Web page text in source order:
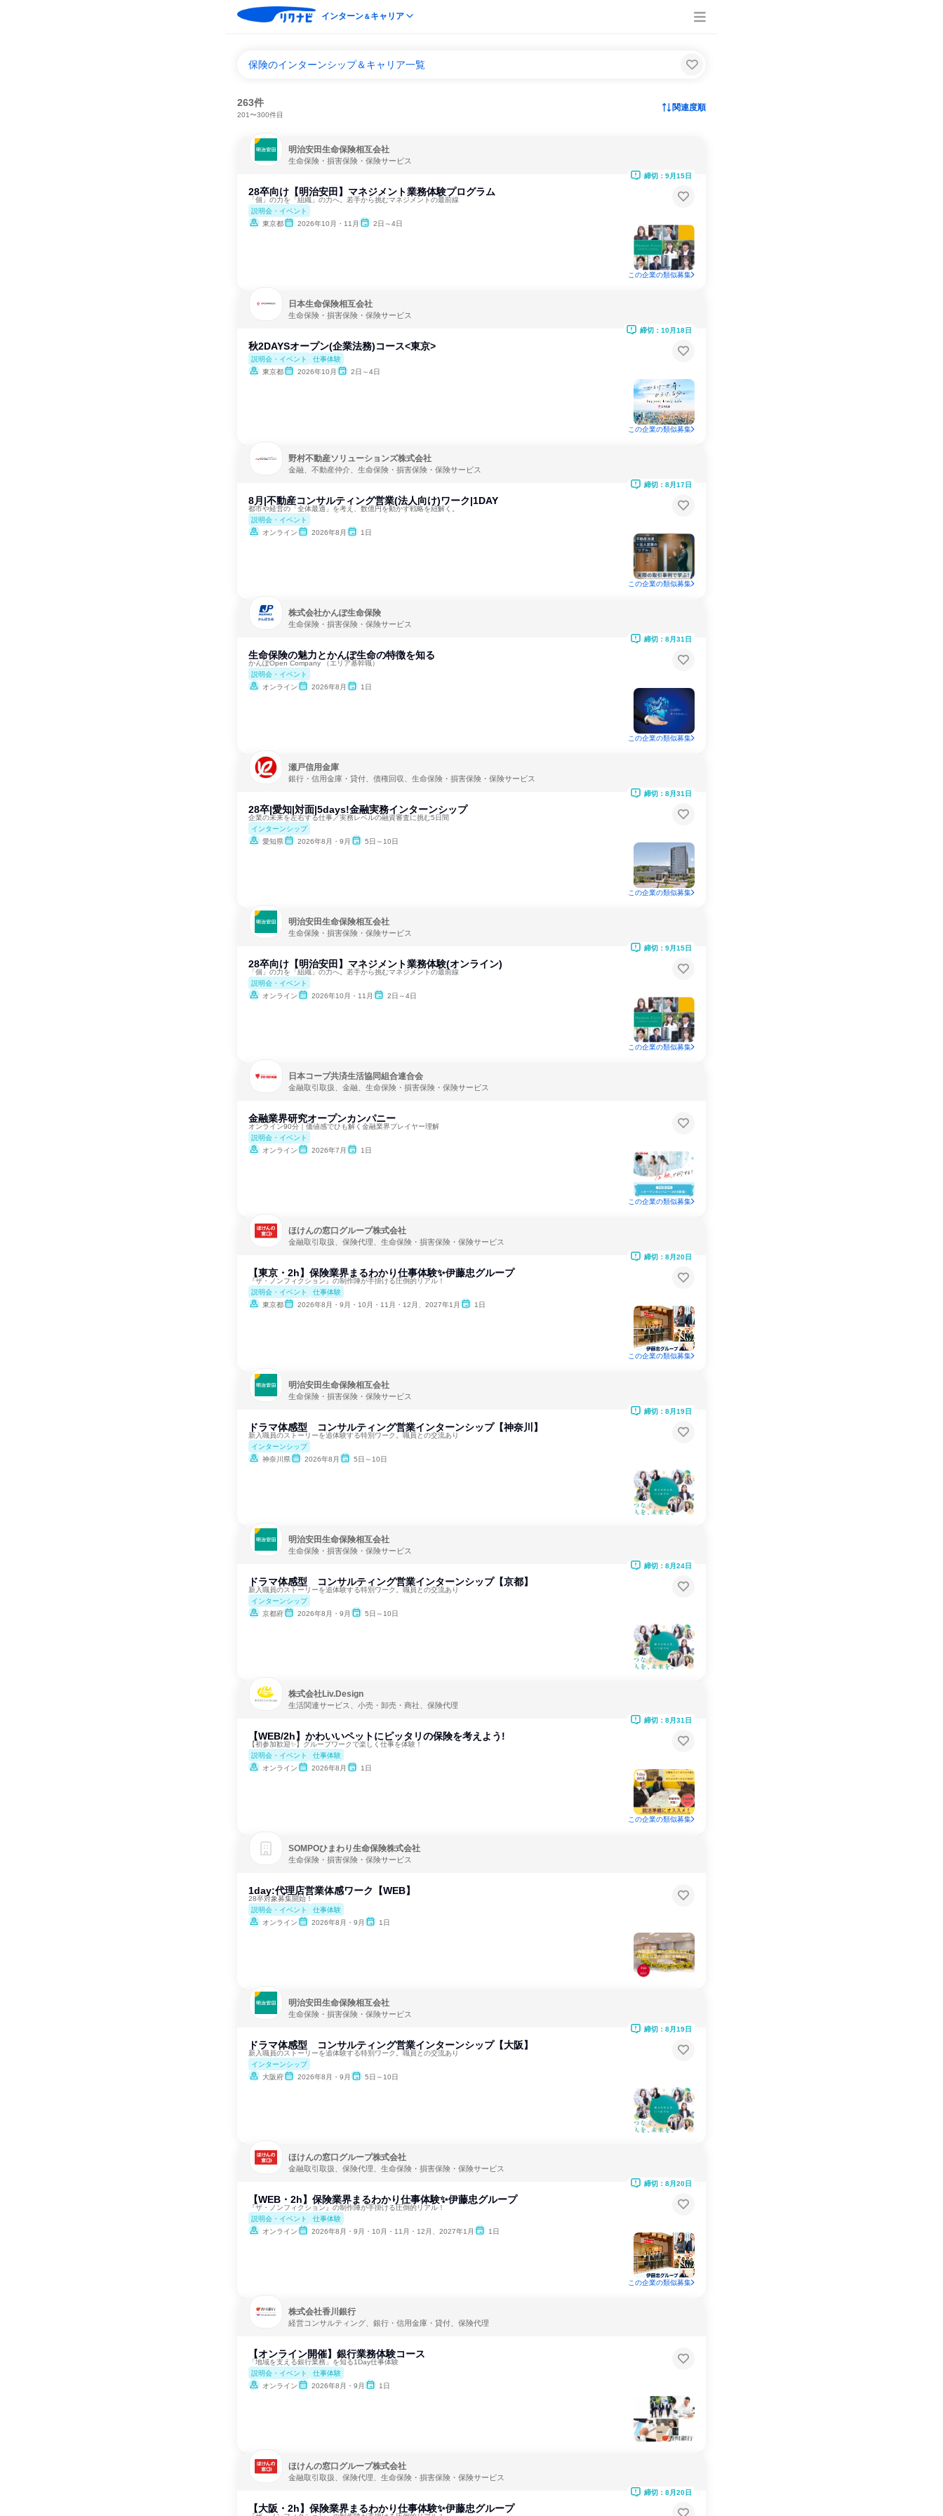
インターン＆キャリア
保険のインターンシップ＆キャリア一覧
263件
201〜300件目
関連度順
明治安田生命保険相互会社
生命保険・損害保険・保険サービス
28卒向け【明治安田】マネジメント業務体験プログラム
「個」の力を「組織」の力へ。若手から挑むマネジメントの最前線
説明会・イベント
東京都
2026年10月・11月 2日～4日
締切：9月15日
この企業の類似募集
日本生命保険相互会社
生命保険・損害保険・保険サービス
秋2DAYSオープン(企業法務)コース<東京>
説明会・イベント
仕事体験
東京都
2026年10月 2日～4日
締切：10月18日
この企業の類似募集
野村不動産ソリューションズ株式会社
金融、不動産仲介、生命保険・損害保険・保険サービス
8月|不動産コンサルティング営業(法人向け)ワーク|1DAY
都市や経営の「全体最適」を考え、数億円を動かす戦略を紐解く。
説明会・イベント
オンライン
2026年8月 1日
締切：8月17日
この企業の類似募集
株式会社かんぽ生命保険
生命保険・損害保険・保険サービス
生命保険の魅力とかんぽ生命の特徴を知る
かんぽOpen Company （エリア基幹職）
説明会・イベント
オンライン
2026年8月 1日
締切：8月31日
この企業の類似募集
瀬戸信用金庫
銀行・信用金庫・貸付、債権回収、生命保険・損害保険・保険サービス
28卒|愛知|対面|5days!金融実務インターンシップ
企業の未来を左右する仕事／実務レベルの融資審査に挑む5日間
インターンシップ
愛知県
2026年8月・9月 5日～10日
締切：8月31日
この企業の類似募集
明治安田生命保険相互会社
生命保険・損害保険・保険サービス
28卒向け【明治安田】マネジメント業務体験(オンライン)
「個」の力を「組織」の力へ。若手から挑むマネジメントの最前線
説明会・イベント
オンライン
2026年10月・11月 2日～4日
締切：9月15日
この企業の類似募集
日本コープ共済生活協同組合連合会
金融取引取扱、金融、生命保険・損害保険・保険サービス
金融業界研究オープンカンパニー
オンライン90分｜価値感でひも解く金融業界プレイヤー理解
説明会・イベント
オンライン
2026年7月 1日
この企業の類似募集
ほけんの窓口グループ株式会社
金融取引取扱、保険代理、生命保険・損害保険・保険サービス
【東京・2h】保険業界まるわかり仕事体験✨伊藤忠グループ
『ザ・ノンフィクション』の制作陣が手掛ける圧倒的リアル！
説明会・イベント
仕事体験
東京都
2026年8月・9月・10月・11月・12月、2027年1月 1日
締切：8月20日
この企業の類似募集
明治安田生命保険相互会社
生命保険・損害保険・保険サービス
ドラマ体感型 コンサルティング営業インターンシップ【神奈川】
新入職員のストーリーを追体験する特別ワーク。職員との交流あり
インターンシップ
神奈川県
2026年8月 5日～10日
締切：8月19日
明治安田生命保険相互会社
生命保険・損害保険・保険サービス
ドラマ体感型 コンサルティング営業インターンシップ【京都】
新入職員のストーリーを追体験する特別ワーク。職員との交流あり
インターンシップ
京都府
2026年8月・9月 5日～10日
締切：8月24日
株式会社Liv.Design
生活関連サービス、小売・卸売・商社、保険代理
【WEB/2h】かわいいペットにピッタリの保険を考えよう!
【初参加歓迎✨】グループワークで楽しく仕事を体験！
説明会・イベント
仕事体験
オンライン
2026年8月 1日
締切：8月31日
この企業の類似募集
SOMPOひまわり生命保険株式会社
生命保険・損害保険・保険サービス
1day:代理店営業体感ワーク【WEB】
28卒対象募集開始！
説明会・イベント
仕事体験
オンライン
2026年8月・9月 1日
明治安田生命保険相互会社
生命保険・損害保険・保険サービス
ドラマ体感型 コンサルティング営業インターンシップ【大阪】
新入職員のストーリーを追体験する特別ワーク。職員との交流あり
インターンシップ
大阪府
2026年8月・9月 5日～10日
締切：8月19日
ほけんの窓口グループ株式会社
金融取引取扱、保険代理、生命保険・損害保険・保険サービス
【WEB・2h】保険業界まるわかり仕事体験✨伊藤忠グループ
『ザ・ノンフィクション』の制作陣が手掛ける圧倒的リアル！
説明会・イベント
仕事体験
オンライン
2026年8月・9月・10月・11月・12月、2027年1月 1日
締切：8月20日
この企業の類似募集
株式会社香川銀行
経営コンサルティング、銀行・信用金庫・貸付、保険代理
【オンライン開催】銀行業務体験コース
「地域を支える銀行業務」を知る1Day仕事体験
説明会・イベント
仕事体験
オンライン
2026年8月・9月 1日
ほけんの窓口グループ株式会社
金融取引取扱、保険代理、生命保険・損害保険・保険サービス
【大阪・2h】保険業界まるわかり仕事体験✨伊藤忠グループ
締切：8月20日